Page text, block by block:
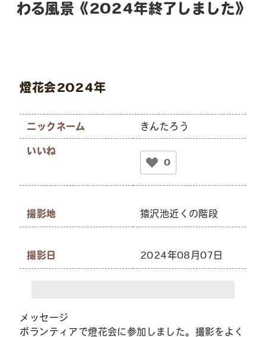
わる風景《2024年終了しました》
燈花会2024年
ニックネーム きんたろう
いいね
0
撮影地 猿沢池近くの階段
撮影日 2024年08月07日
メッセージ
ボランティアで燈花会に参加しました。撮影をよく